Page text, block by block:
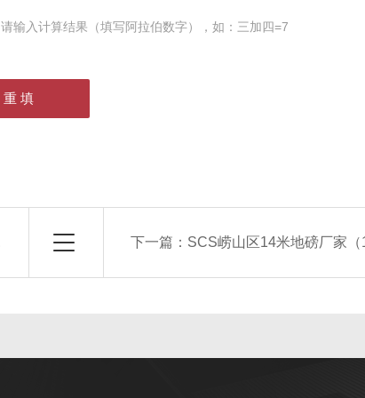
请输入计算结果（填写阿拉伯数字），如：三加四=7
下一篇： SCS崂山区14米地磅厂家（100吨